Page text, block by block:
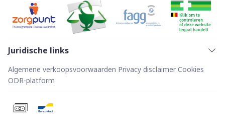
Juridische links
Algemene verkoopsvoorwaarden Privacy disclaimer Cookies
ODR-platform